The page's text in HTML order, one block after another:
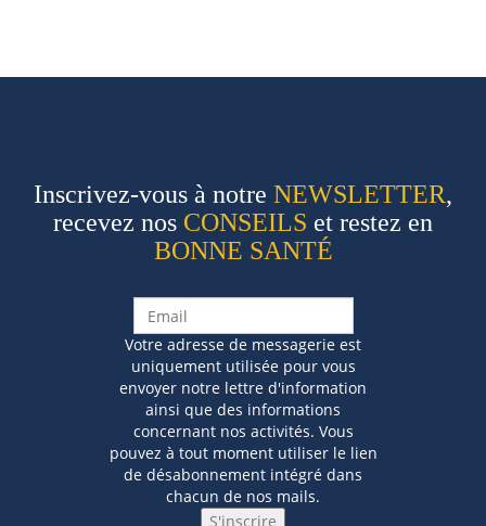
Inscrivez-vous à notre NEWSLETTER,
recevez nos CONSEILS et restez en
BONNE SANTÉ
Votre adresse de messagerie est
uniquement utilisée pour vous
envoyer notre lettre d'information
ainsi que des informations
concernant nos activités. Vous
pouvez à tout moment utiliser le lien
de désabonnement intégré dans
chacun de nos mails.